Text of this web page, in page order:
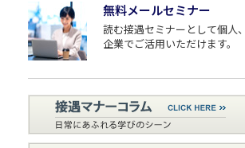
無料メールセミナー
読む接遇セミナーとして個⼈、
企業でご活用いただけます。